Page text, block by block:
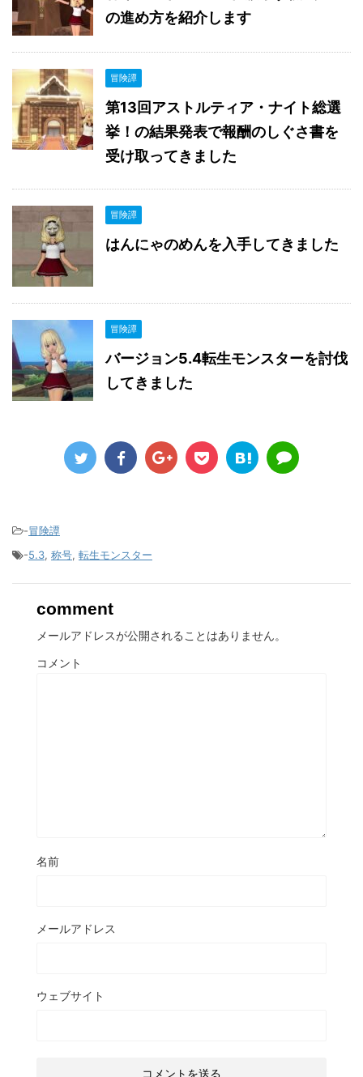
の進め方を紹介します
冒険譚
第13回アストルティア・ナイト総選
挙！の結果発表で報酬のしぐさ書を
受け取ってきました
冒険譚
はんにゃのめんを入手してきました
冒険譚
バージョン5.4転生モンスターを討伐
してきました
-冒険譚
-5.3, 称号, 転生モンスター
comment
メールアドレスが公開されることはありません。
コメント
名前
メールアドレス
ウェブサイト